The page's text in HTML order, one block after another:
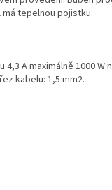
tepelnou pojistku.
A maximálně 1000
kabelu: 1,5 mm2.